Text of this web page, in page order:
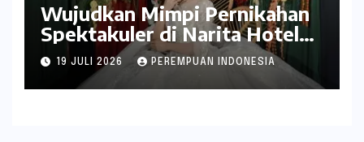
Wujudkan Mimpi Pernikahan
Spektakuler di Narita Hotel
Surabaya
19 JULI 2026 PEREMPUAN INDONESIA